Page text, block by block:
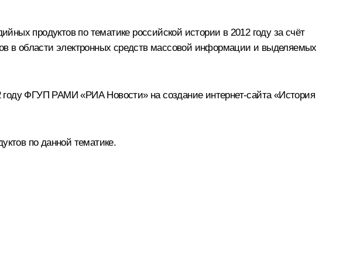
продуктов по тематике российской истории в 2012 году за счёт
в области электронных средств массовой информации и выделяемых
году ФГУП РАМИ «РИА Новости» на создание интернет-сайта «История
по данной тематике.